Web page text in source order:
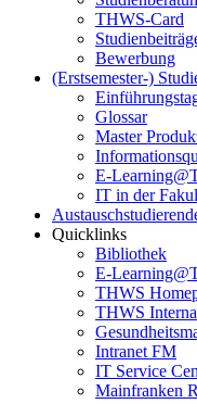
THWS-Card
Bewerbung
(Erstsemester-)
Glossar
Master
E-
IT in der
Quicklinks
Bibliothek
E-
THWS
THWS
Intranet FM
IT Service
Mainfranken